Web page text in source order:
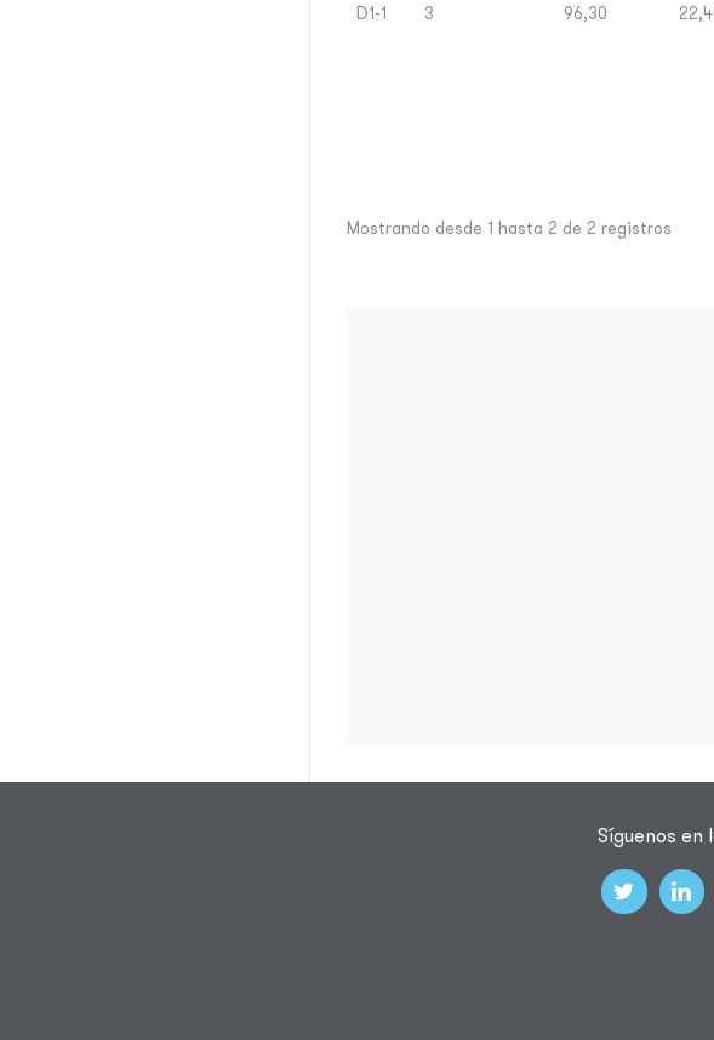
D1-1 3 96,30
Mostrando desde 1 hasta 2 de 2 registros
Síguenos en